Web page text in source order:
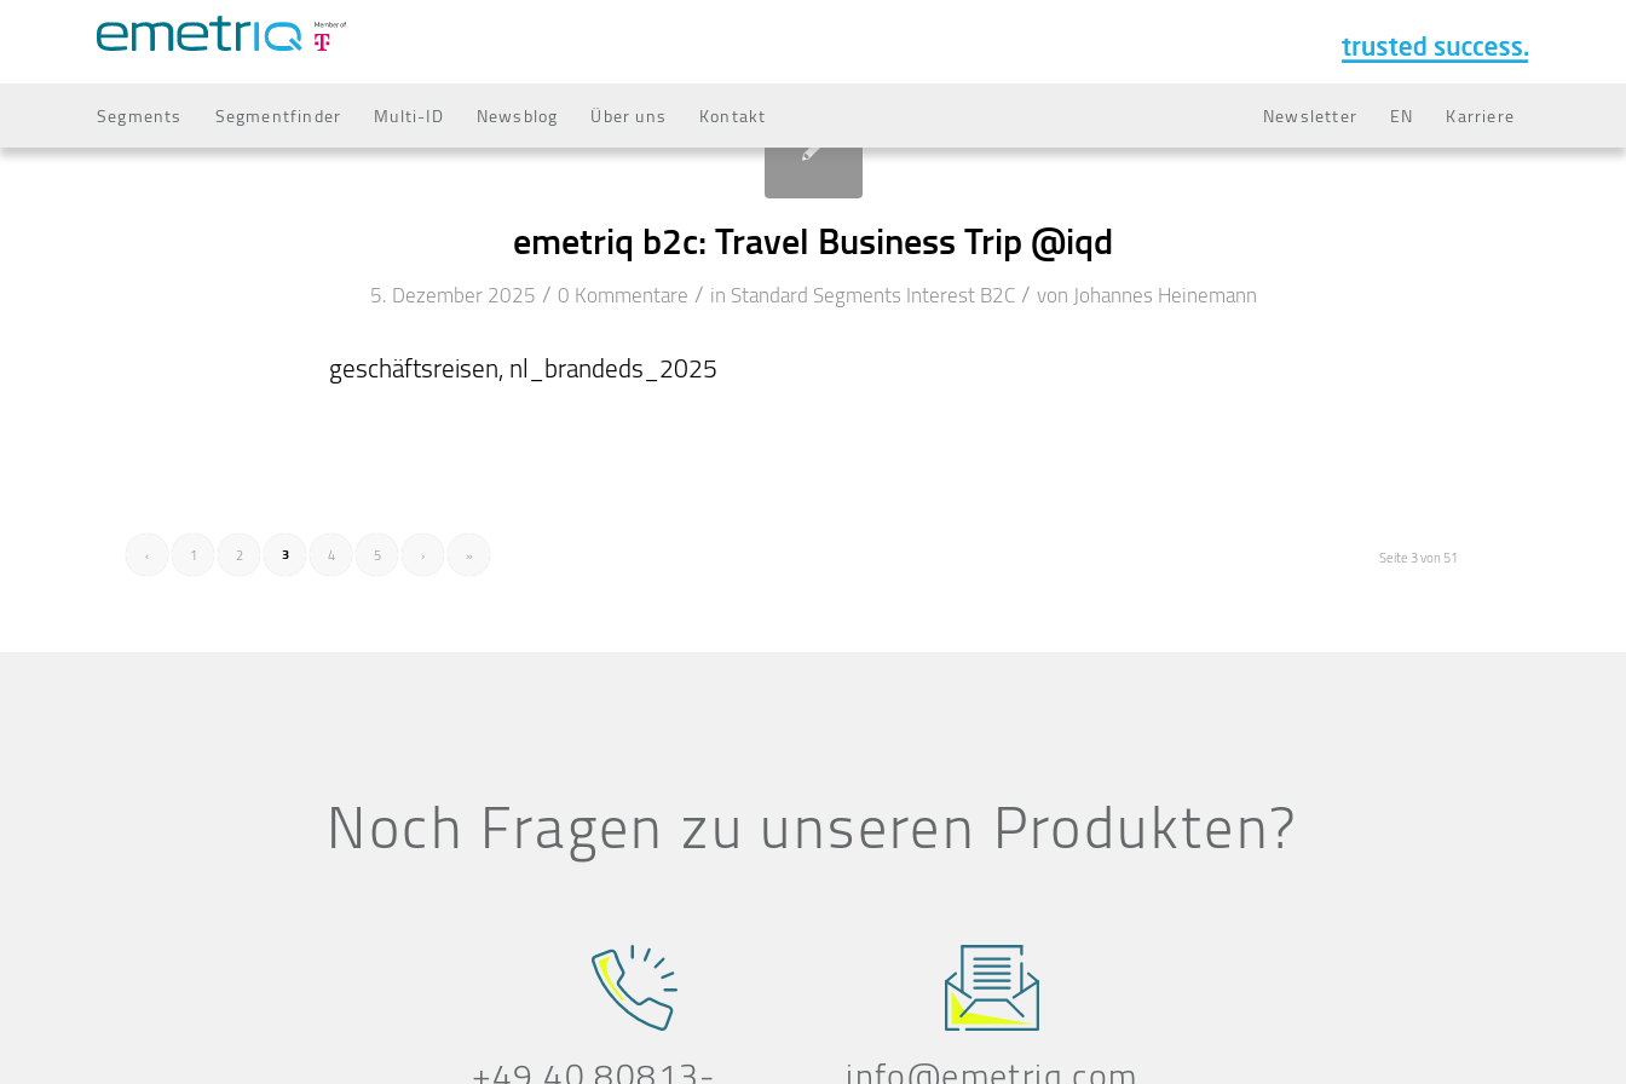
Segments Segmentfinder Multi-ID Newsblog Über uns Kontakt Newsletter EN Karriere
emetriq b2c: Travel Business Trip @iqd
5. Dezember 2025 / 0 Kommentare / in Standard Segments Interest B2C / von Johannes Heinemann
geschäftsreisen, nl_brandeds_2025
Seite 3 von 51
‹ 1 2 3 4 5 › »
Noch Fragen zu unseren Produkten?
+49 40 80813-
info@emetriq.com